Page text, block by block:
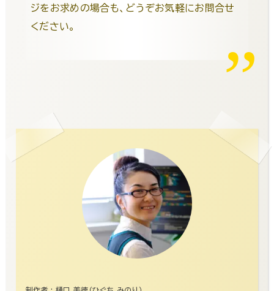
ジをお求めの場合も、どうぞお気軽にお問合せ
ください。